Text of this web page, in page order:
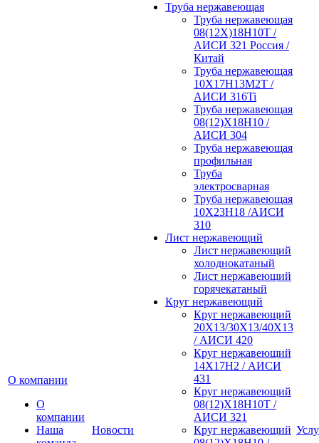
О компании
О
компании
Наша
Новости
Труба нержавеющая
Труба нержавеющая
08(12Х)18Н10Т /
АИСИ 321 Россия /
Китай
Труба нержавеющая
10Х17Н13М2Т /
АИСИ 316Ti
Труба нержавеющая
08(12)Х18Н10 /
АИСИ 304
Труба нержавеющая
профильная
Труба
электросварная
Труба нержавеющая
10Х23Н18 /АИСИ
310
Лист нержавеющий
Лист нержавеющий
холоднокатаный
Лист нержавеющий
горячекатаный
Круг нержавеющий
Круг нержавеющий
20Х13/30Х13/40Х13
/ АИСИ 420
Круг нержавеющий
14Х17Н2 / АИСИ
431
Круг нержавеющий
08(12)Х18Н10Т /
АИСИ 321
Круг нержавеющий